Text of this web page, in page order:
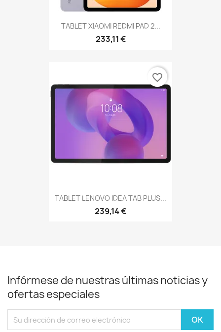
TABLET XIAOMI REDMI PAD 2...
233,11 €
TABLET LENOVO IDEA TAB PLUS...
239,14 €
favorite_border
Infórmese de nuestras últimas noticias y
ofertas especiales